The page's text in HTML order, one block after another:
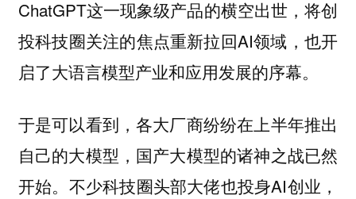
ChatGPT这一现象级产品的横空出世，将创
投科技圈关注的焦点重新拉回AI领域，也开
启了大语言模型产业和应用发展的序幕。
于是可以看到，各大厂商纷纷在上半年推出
自己的大模型，国产大模型的诸神之战已然
开始。不少科技圈头部大佬也投身AI创业，